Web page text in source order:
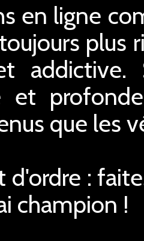
en ligne
plus
addictive.
et
que les
d'ordre :
champion !